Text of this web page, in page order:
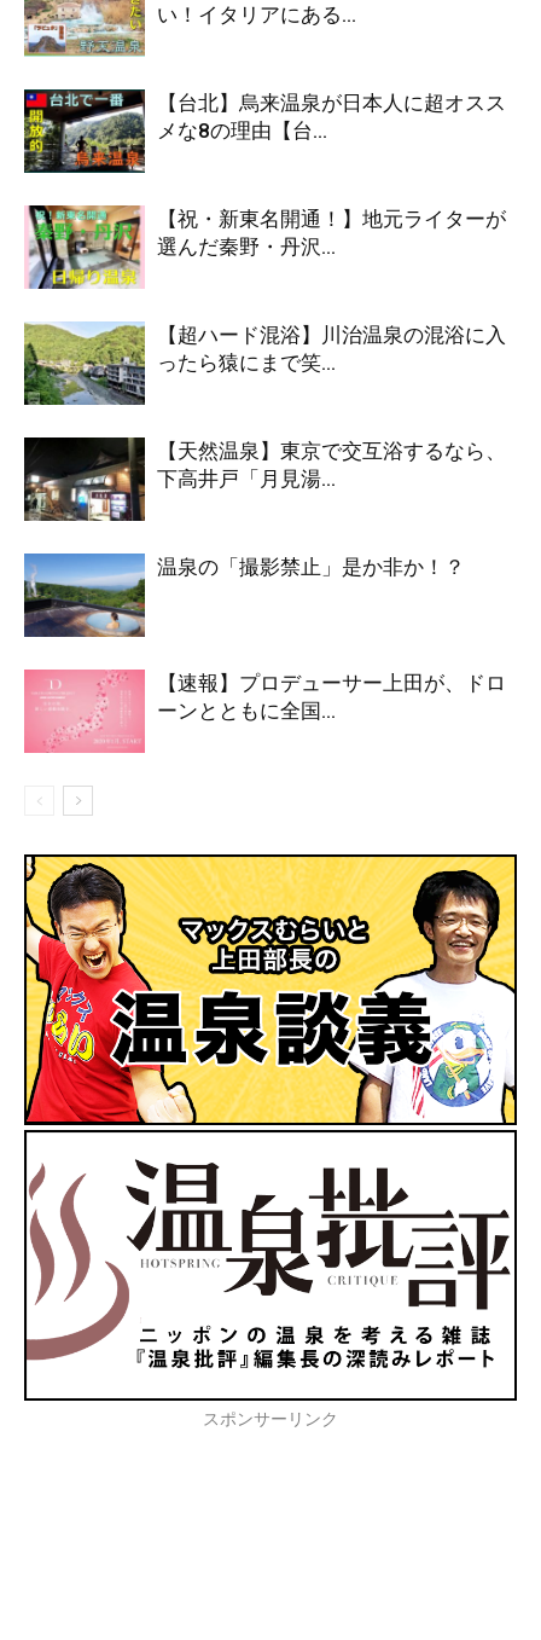
い！イタリアにある...
【台北】烏来温泉が日本人に超オスス
メな8の理由【台...
【祝・新東名開通！】地元ライターが
選んだ秦野・丹沢...
【超ハード混浴】川治温泉の混浴に入
ったら猿にまで笑...
【天然温泉】東京で交互浴するなら、
下高井戸「月見湯...
温泉の「撮影禁止」是か非か！？
【速報】プロデューサー上田が、ドロ
ーンとともに全国...
スポンサーリンク